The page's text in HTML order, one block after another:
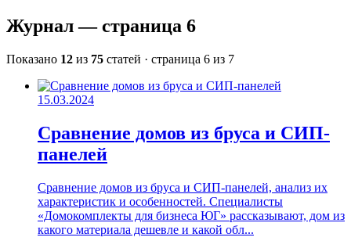
Журнал— страница 6
Показано 12 из 75 статей · страница 6 из 7
15.03.2024
Сравнение домов из бруса и СИП-
панелей
Сравнение домов из бруса и СИП-панелей, анализ их
характеристик и особенностей. Специалисты
«Домокомплекты для бизнеса ЮГ» рассказывают, дом из
какого материала дешевле и какой обл...